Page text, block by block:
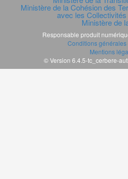
Ministère de la Cohésion des
avec les
Ministère de
Responsable produit
Conditions générales
Mentions
© Version 6.4.5-tc_cerbere-